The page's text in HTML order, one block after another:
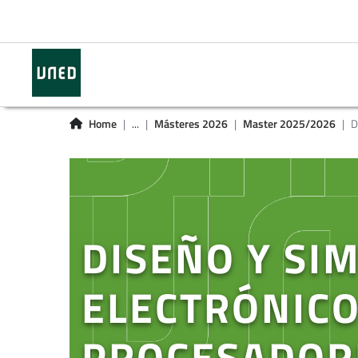
Home ... Másteres 2026 Master 2025/2026
DISEÑO Y